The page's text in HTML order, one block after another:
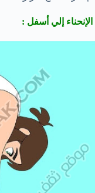
الإنحناء إلي أسفل :